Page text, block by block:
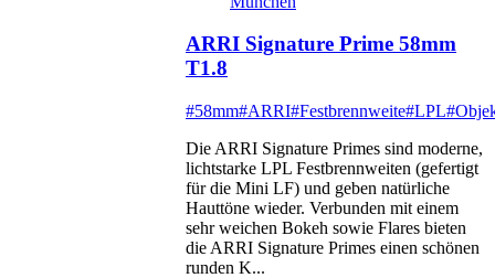
ARRI Signature Prime 58mm
T1.8
#58mm#ARRI#Festbrennweite#LPL
Die ARRI Signature Primes sind moderne,
lichtstarke LPL Festbrennweiten (gefertigt
für die Mini LF) und geben natürliche
Hauttöne wieder. Verbunden mit einem
sehr weichen Bokeh sowie Flares bieten
die ARRI Signature Primes einen schönen
runden K...